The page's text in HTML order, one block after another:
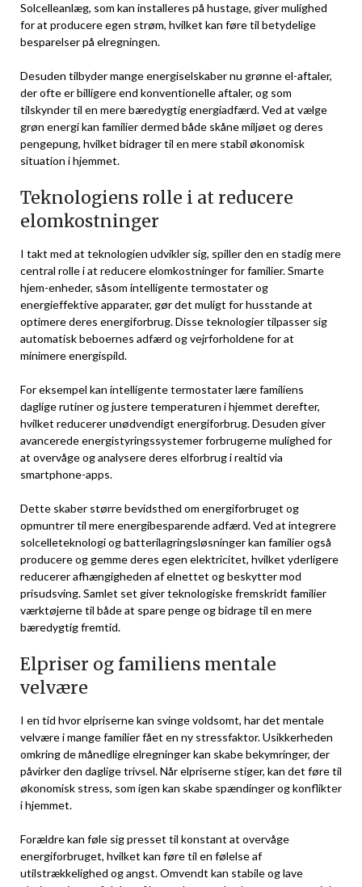
Solcelleanlæg, som kan installeres på hustage, giver mulighed
for at producere egen strøm, hvilket kan føre til betydelige
besparelser på elregningen.
Desuden tilbyder mange energiselskaber nu grønne el-aftaler,
der ofte er billigere end konventionelle aftaler, og som
tilskynder til en mere bæredygtig energiadfærd. Ved at vælge
grøn energi kan familier dermed både skåne miljøet og deres
pengepung, hvilket bidrager til en mere stabil økonomisk
situation i hjemmet.
Teknologiens rolle i at reducere
elomkostninger
I takt med at teknologien udvikler sig, spiller den en stadig mere
central rolle i at reducere elomkostninger for familier. Smarte
hjem-enheder, såsom intelligente termostater og
energieffektive apparater, gør det muligt for husstande at
optimere deres energiforbrug. Disse teknologier tilpasser sig
automatisk beboernes adfærd og vejrforholdene for at
minimere energispild.
For eksempel kan intelligente termostater lære familiens
daglige rutiner og justere temperaturen i hjemmet derefter,
hvilket reducerer unødvendigt energiforbrug. Desuden giver
avancerede energistyringssystemer forbrugerne mulighed for
at overvåge og analysere deres elforbrug i realtid via
smartphone-apps.
Dette skaber større bevidsthed om energiforbruget og
opmuntrer til mere energibesparende adfærd. Ved at integrere
solcelleteknologi og batterilagringsløsninger kan familier også
producere og gemme deres egen elektricitet, hvilket yderligere
reducerer afhængigheden af elnettet og beskytter mod
prisudsving. Samlet set giver teknologiske fremskridt familier
værktøjerne til både at spare penge og bidrage til en mere
bæredygtig fremtid.
Elpriser og familiens mentale
velvære
I en tid hvor elpriserne kan svinge voldsomt, har det mentale
velvære i mange familier fået en ny stressfaktor. Usikkerheden
omkring de månedlige elregninger kan skabe bekymringer, der
påvirker den daglige trivsel. Når elpriserne stiger, kan det føre til
økonomisk stress, som igen kan skabe spændinger og konflikter
i hjemmet.
Forældre kan føle sig presset til konstant at overvåge
energiforbruget, hvilket kan føre til en følelse af
utilstrækkelighed og angst. Omvendt kan stabile og lave